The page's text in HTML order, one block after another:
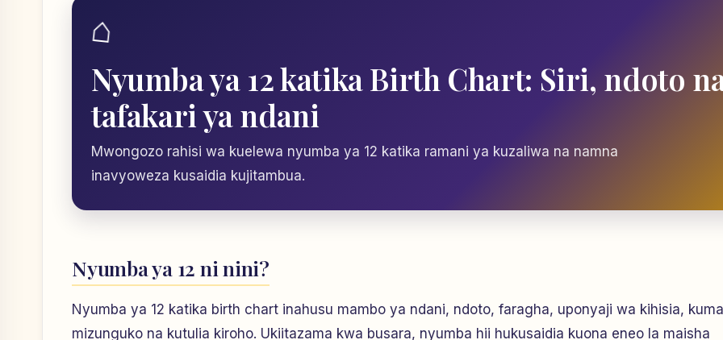
⌂
Nyumba ya 12 katika Birth Chart: Siri, ndoto
tafakari ya ndani
Mwongozo rahisi wa kuelewa nyumba ya 12 katika ramani ya kuzaliwa na namna
inavyoweza kusaidia kujitambua.
Nyumba ya 12 ni nini?
Nyumba ya 12 katika birth chart inahusu mambo ya ndani, ndoto, faragha, uponyaji wa kihisia,
mizunguko na kutulia kiroho. Ukiitazama kwa busara, nyumba hii hukusaidia kuona eneo la maisha